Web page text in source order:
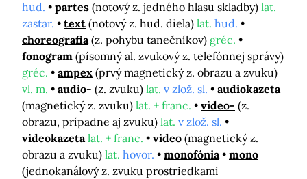
hud.
partes (notový z. jedného hlasu skladby) lat.
zastar.
text (notový z. hud. diela) lat. hud.
choreografia (z. pohybu tanečníkov) gréc.
fonogram (písomný al. zvukový z. telefónnej správy)
gréc.
ampex (prvý magnetický z. obrazu a zvuku)
vl. m.
audio- (z. zvuku) lat. v zlož. sl.
audiokazeta
(magnetický z. zvuku) lat. + franc. video- (z.
obrazu, prípadne aj zvuku) lat. v zlož. sl.
videokazeta lat. + franc. video (magnetický z.
obrazu a zvuku) lat. hovor. monofónia
mono
(jednokanálový z. zvuku prostriedkami